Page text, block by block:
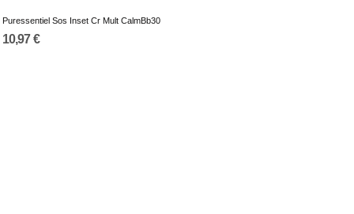
Puressentiel Sos Inset Cr Mult CalmBb30
10,97 €